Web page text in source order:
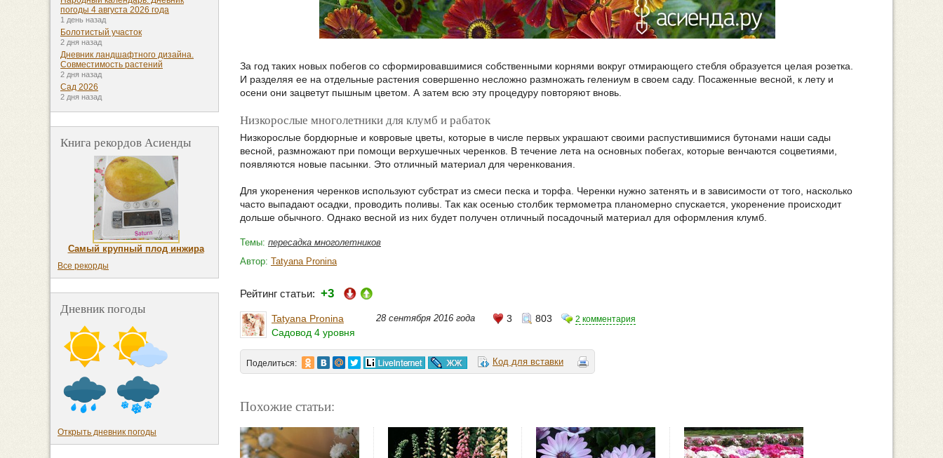
За год таких новых побегов со сформировавшимися собственными корнями вокруг отмирающего стебля образуется целая розетка.
И разделяя ее на отдельные растения совершенно несложно размножать гелениум в своем саду. Посаженные весной, к лету и
осени они зацветут пышным цветом. А затем всю эту процедуру повторяют вновь.
Низкорослые многолетники для клумб и рабаток
Низкорослые бордюрные и ковровые цветы, которые в числе первых украшают своими распустившимися бутонами наши сады
весной, размножают при помощи верхушечных черенков. В течение лета на основных побегах, которые венчаются соцветиями,
появляются новые пасынки. Это отличный материал для черенкования.
Для укоренения черенков используют субстрат из смеси песка и торфа. Черенки нужно затенять и в зависимости от того, насколько
часто выпадают осадки, проводить поливы. Так как осенью столбик термометра планомерно спускается, укоренение происходит
дольше обычного. Однако весной из них будет получен отличный посадочный материал для оформления клумб.
Темы: пересадка многолетников
Автор: Tatyana Pronina
Рейтинг статьи: +3
Tatyana Pronina
Садовод 4 уровня
28 сентября 2016 года 3 803 2 комментария
Поделиться: Код для вставки
Похожие статьи:
погоды 4 августа 2026 года
1 день назад
Болотистый участок
2 дня назад
Дневник ландшафтного дизайна.
Совместимость растений
2 дня назад
Сад 2026
2 дня назад
Книга рекордов Асиенды
Самый крупный плод инжира
Все рекорды
Дневник погоды
Открыть дневник погоды